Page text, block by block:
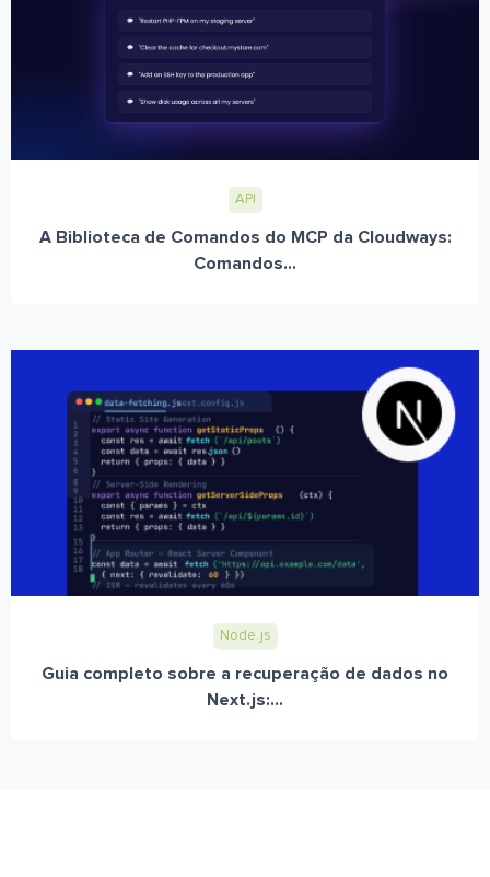
API
A Biblioteca de Comandos do MCP da Cloudways:
Comandos...
Node.js
Guia completo sobre a recuperação de dados no
Next.js:...